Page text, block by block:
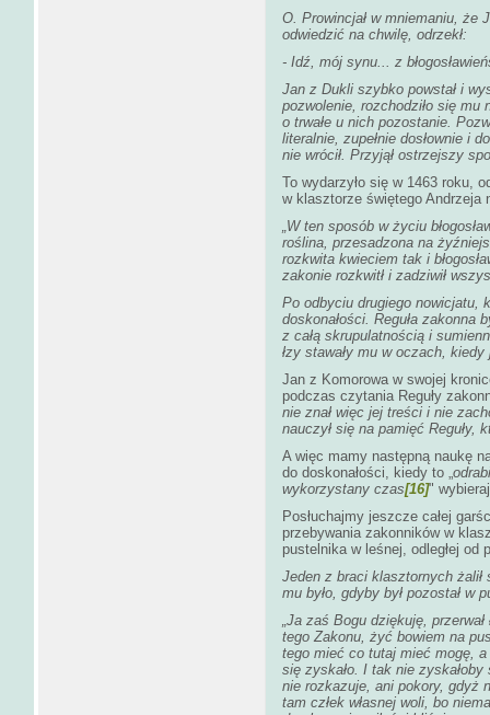
O. Prowincjał w mniemaniu, że
odwiedzić na chwilę, odrzekł:
- Idź, mój synu... z
Jan z Dukli szybko powstał i
pozwolenie, rozchodziło się mu
o trwałe u nich pozostanie.
literalnie, zupełnie dosłownie i
nie wrócił. Przyjął ostrzejszy
To wydarzyło się w 1463 roku,
w klasztorze świętego Andrzeja
„W ten sposób w życiu
roślina, przesadzona na
rozkwita kwieciem tak i
zakonie rozkwitł i zadziwił
Po odbyciu drugiego nowicjatu,
doskonałości. Reguła zakonna
z całą skrupulatnością i
łzy stawały mu w oczach,
Jan z Komorowa w swojej
podczas czytania Reguły
nie znał więc jej treści i nie
nauczył się na pamięć Reguły,
A więc mamy następną naukę
do doskonałości, kiedy to „
wykorzystany czas[16]"
Posłuchajmy jeszcze całej
przebywania zakonników w
pustelnika w leśnej, odległej od
Jeden z braci klasztornych
mu było, gdyby był pozostał w
„Ja zaś Bogu dziękuję,
tego Zakonu, żyć bowiem na
tego mieć co tutaj mieć mogę, a
się zyskało. I tak nie
nie rozkazuje, ani pokory, gdyż
tam człek własnej woli, bo